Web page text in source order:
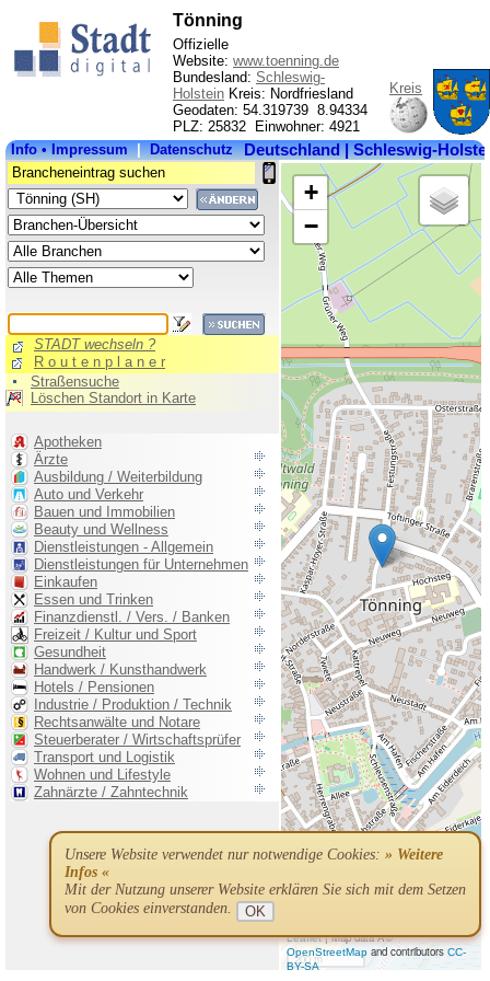
Tönning
Offizielle
Website: www.toenning.de
Bundesland: Schleswig-
Holstein Kreis: Nordfriesland
Geodaten: 54.319739 8.94334
PLZ: 25832 Einwohner: 4921
Kreis
Unsere Website verwendet nur notwendige Cookies: » Weitere
Infos «
Mit der Nutzung unserer Website erklären Sie sich mit dem Setzen
von Cookies einverstanden.
OK